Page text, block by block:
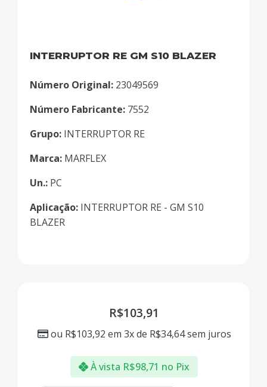
INTERRUPTOR RE GM S10 BLAZER
Número Original: 23049569
Número Fabricante: 7552
Grupo: INTERRUPTOR RE
Marca: MARFLEX
Un.: PC
Aplicação: INTERRUPTOR RE - GM S10
BLAZER
R$103,91
ou R$103,92 em 3x de R$34,64sem juros
À vista R$98,71 no Pix